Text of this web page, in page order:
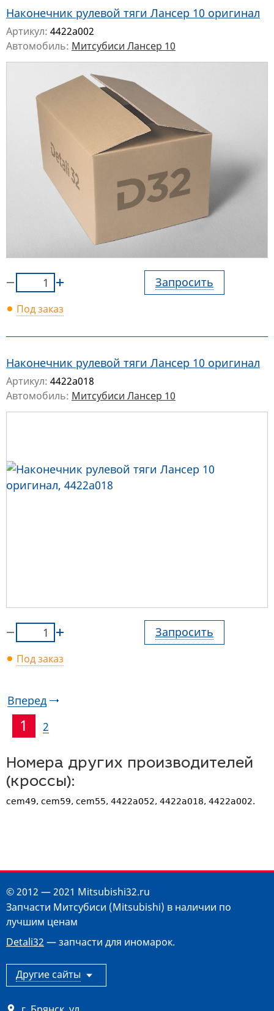
Наконечник рулевой тяги Лансер 10 оригинал
Артикул: 4422a002
Автомобиль: Митсубиси Лансер 10
Запросить
Под заказ
Наконечник рулевой тяги Лансер 10 оригинал
Артикул: 4422a018
Автомобиль: Митсубиси Лансер 10
Запросить
Под заказ
Вперед
1 2
Номера других производителей
(кроссы):
cem49, cem59, cem55, 4422a052, 4422a018, 4422a002.
© 2012 — 2021 Mitsubishi32.ru
Запчасти Митсубиси (Mitsubishi) в наличии по
лучшим ценам
Detali32 — запчасти для иномарок.
Другие сайты